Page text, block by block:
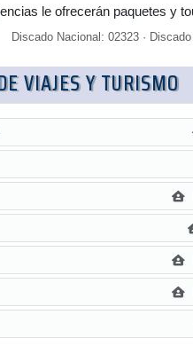
le ofrecerán paquetes y
Discado Nacional: 02323 ·
VIAJES Y TURISMO